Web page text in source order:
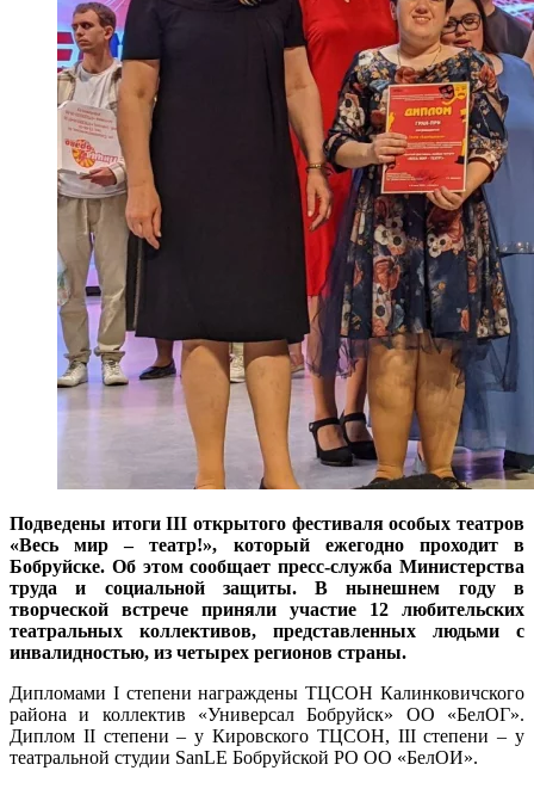
Подведены итоги III открытого фестиваля особых театров
«Весь мир – театр!», который ежегодно проходит в
Бобруйске. Об этом сообщает пресс-служба Министерства
труда и социальной защиты. В нынешнем году в
творческой встрече приняли участие 12 любительских
театральных коллективов, представленных людьми с
инвалидностью, из четырех регионов страны.
Дипломами I степени награждены ТЦСОН Калинковичского
района и коллектив «Универсал Бобруйск» ОО «БелОГ».
Диплом II степени – у Кировского ТЦСОН, III степени – у
театральной студии SanLE Бобруйской РО ОО «БелОИ».